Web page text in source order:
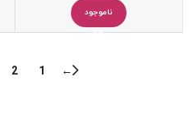
ناموجود
←
1
2